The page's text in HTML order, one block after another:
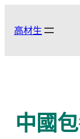
高材生
中國